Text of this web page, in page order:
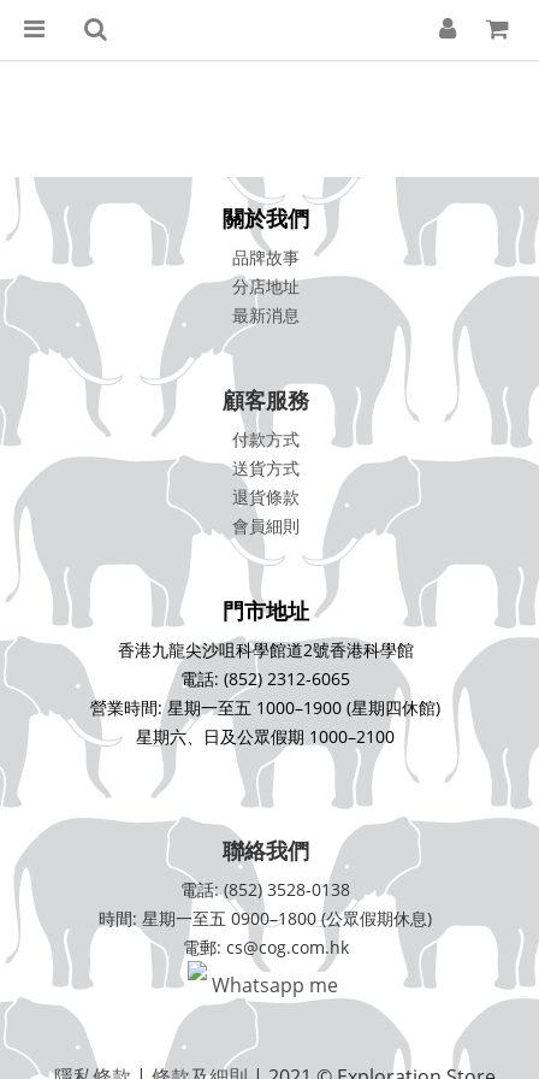
關於我們
品牌故事
分店地址
最新消息
顧客服務
付款方式
送貨方式
退貨條款
會員細則
門市地址
香港九龍尖沙咀科學館道2號香港科學館
電話: (852) 2312-6065
營業時間: 星期一至五 1000–1900 (星期四休館)
星期六、日及公眾假期 1000–2100
聯絡我們
電話: (852) 3528-0138
時間: 星期一至五 0900–1800 (公眾假期休息)
電郵: cs@cog.com.hk
Whatsapp me